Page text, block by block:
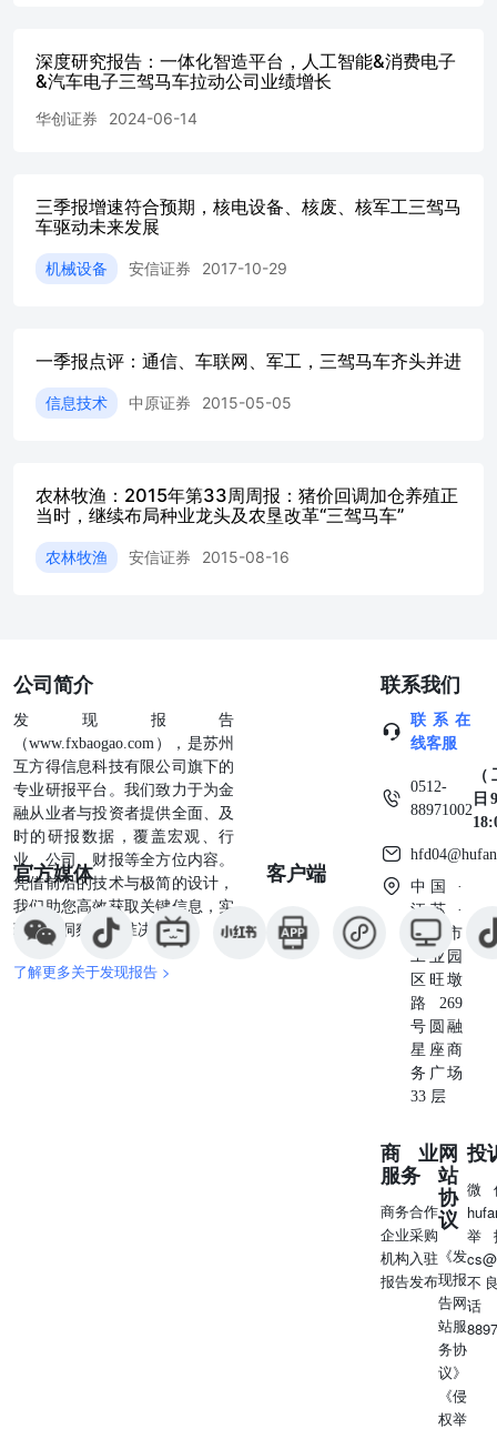
深度研究报告：一体化智造平台，人工智能&消费电子
&汽车电子三驾马车拉动公司业绩增长
华创证券 2024-06-14
三季报增速符合预期，核电设备、核废、核军工三驾马
车驱动未来发展
机械设备 安信证券 2017-10-29
一季报点评：通信、车联网、军工，三驾马车齐头并进
信息技术 中原证券 2015-05-05
农林牧渔：2015年第33周周报：猪价回调加仓养殖正
当时，继续布局种业龙头及农垦改革“三驾马车”
农林牧渔 安信证券 2015-08-16
公司简介
发现报告
（www.fxbaogao.com），是苏州
互方得信息科技有限公司旗下的
专业研报平台。我们致力于为金
融从业者与投资者提供全面、及
时的研报数据，覆盖宏观、行
业、公司、财报等全方位内容。
凭借前沿的技术与极简的设计，
我们助您高效获取关键信息，实
现深度洞察与精准决策。
了解更多关于发现报告 >
官方媒体 客户端
联系我们
联系在
线客服
0512-
88971002
日
中国 ·
江苏 ·
苏州市
工业园
区旺墩
路269
号圆融
星座商
务广场
33 层
商业
服务
商务合作
企业采购
机构入驻
报告发布
网
站
协
议
《发
现报
告网
站服
务协
议》
《侵
权举
投
微
举
不